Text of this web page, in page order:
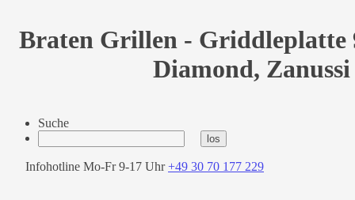
Braten Grillen - Griddleplatte
Diamond, Zanussi
Suche
Infohotline Mo-Fr 9-17 Uhr+49 30 70 177 229